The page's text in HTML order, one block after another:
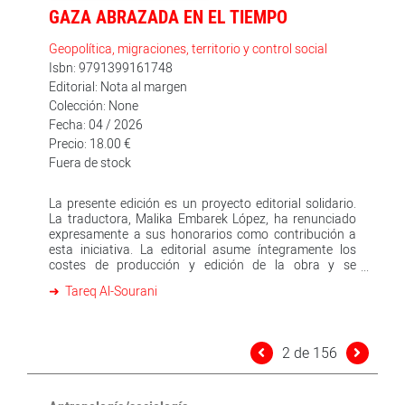
GAZA ABRAZADA EN EL TIEMPO
Geopolítica, migraciones, territorio y control social
Isbn: 9791399161748
Editorial: Nota al margen
Colección: None
Fecha: 04 / 2026
Precio: 18.00 €
Fuera de stock
La presente edición es un proyecto editorial solidario.
La traductora, Malika Embarek López, ha renunciado
expresamente a sus honorarios como contribución a
esta iniciativa. La editorial asume íntegramente los
costes de producción y edición de la obra y se
Naciones Unidas para la población refugiada de
edición, como apoyo a su labor humanitaria en Gaza.
«No hay página que no conmueva al mismo tiempo la
razón y el corazón del lector, tanto en la transmisión
Tareq Al-Sourani
2 de 156